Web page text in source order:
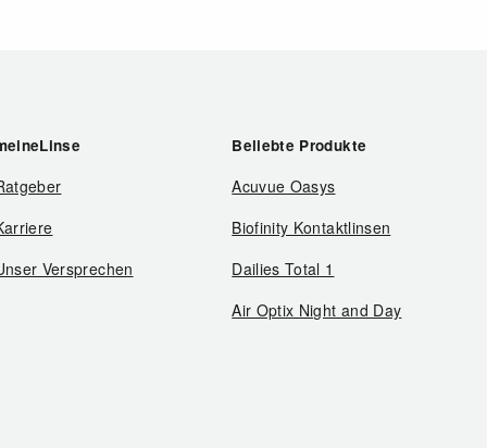
Versprechen
Beliebte Produkte
Acuvue Oasys
Biofinity Kontaktlinsen
Dailies Total 1
Air Optix Night and Day